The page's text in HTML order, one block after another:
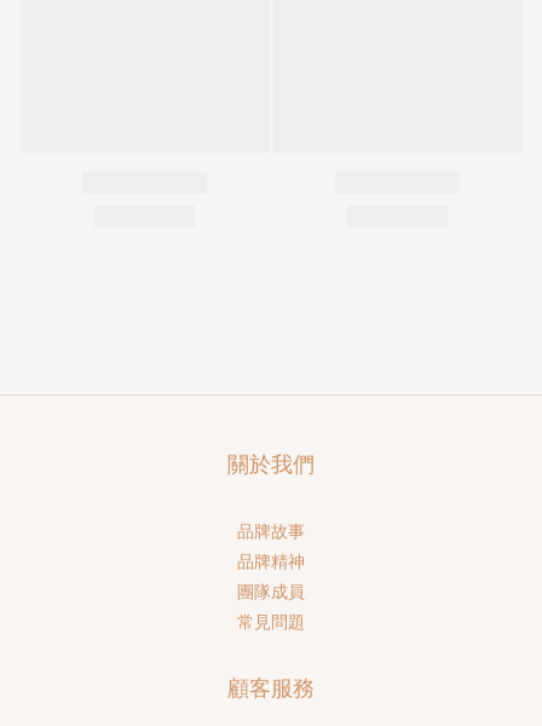
關於我們
品牌故事
品牌精神
團隊成員
常見問題
顧客服務